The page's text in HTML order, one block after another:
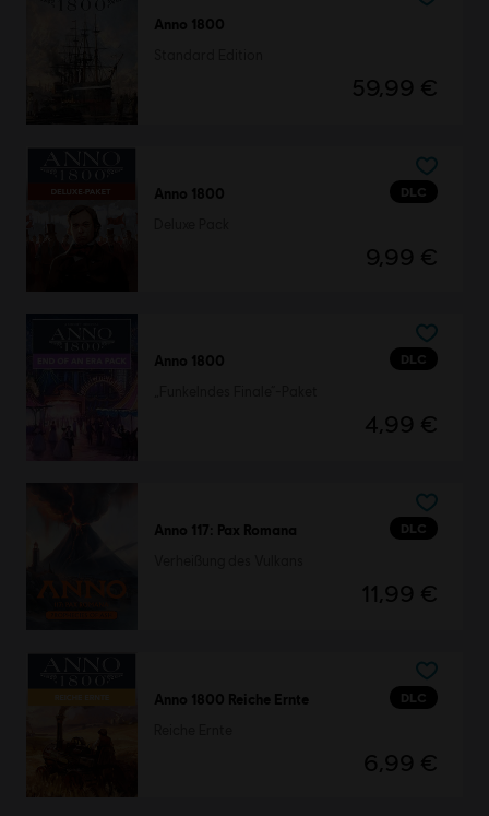
Anno 1800
59,99 €
DLC
Anno 1800
9,99 €
DLC
Anno 1800
4,99 €
DLC
Anno 117: Pax Romana
11,99 €
DLC
Anno 1800 Reiche Ernte
6,99 €